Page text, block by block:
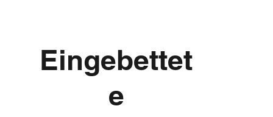
Eingebettet
e